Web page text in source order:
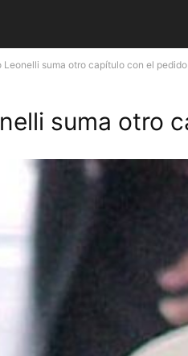
Leonelli suma otro capítulo con el
suma otro